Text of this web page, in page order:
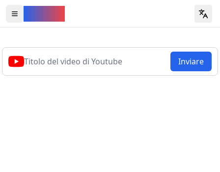
Open all YouTube tools
Inviare